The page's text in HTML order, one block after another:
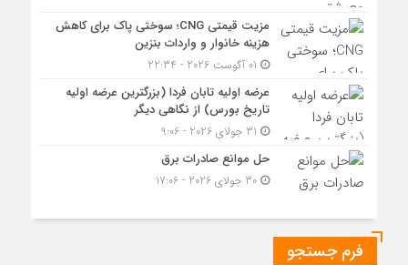
مزیت قیمتی CNG؛ سوختی پاک برای کاهش
هزینه خانوار و واردات بنزین
عرضه اولیه تابان فردا (بزرگترین عرضه اولیه
تاریخ بورس) از نگاهی دیگر
حل موانع صادرات برق
30 جولای 2026 - 17:06
فرم جستجو